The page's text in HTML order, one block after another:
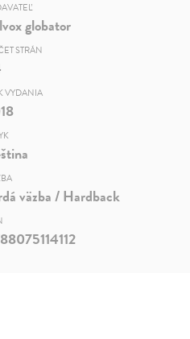
globator
STRÁN
VYDANIA
väzba / Hardback